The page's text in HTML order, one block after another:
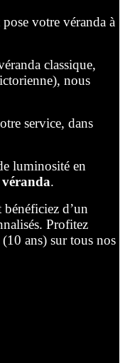
votre véranda à
classique,
nous
service, dans
luminosité en
véranda.
d’un
Profitez
ans) sur tous nos